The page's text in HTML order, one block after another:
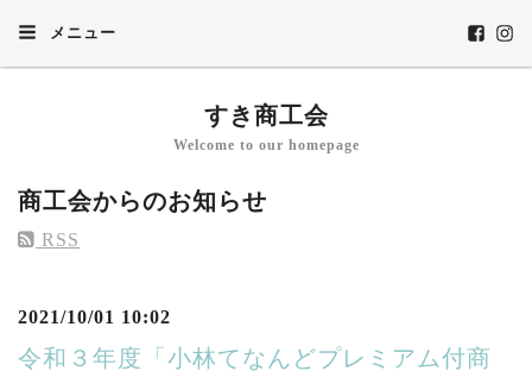
メニュー
すき商工会
Welcome to our homepage
商工会からのお知らせ
RSS
2021/10/01 10:02
令和３年度「小林てなんどプレミアム付商